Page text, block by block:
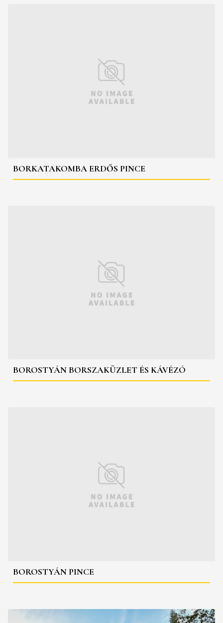
BORKATAKOMBA ERDŐS PINCE
BOROSTYÁN BORSZAKÜZLET ÉS KÁVÉZÓ
BOROSTYÁN PINCE